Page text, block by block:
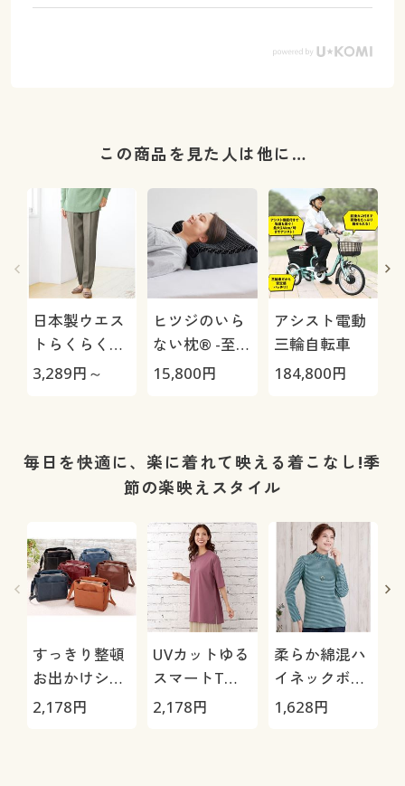
この商品を見た人は他に…
日本製ウエス
トらくらくミ
セスパンツ(日
機OK・シワに
3,289円～
ヒツジのいら
ない枕® -至
極-
15,800円
アシスト電動
三輪自転車
184,800円
毎日を快適に、楽に着れて映える着こなし!季
節の楽映えスタイル
すっきり整頓
お出かけショ
ルダーバッグ
2,178円
UVカットゆる
スマートTシ
ャツ
2,178円
柔らか綿混ハ
イネックボー
ダー
1,628円